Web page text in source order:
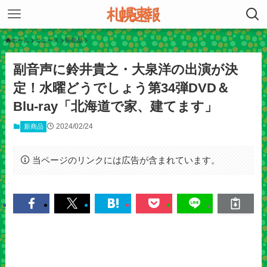
ホーム ニュース 新商品
副音声に鈴井貴之・大泉洋の出演が決
定！水曜どうでしょう第34弾DVD＆
Blu-ray「北海道で家、建てます」
新商品 2024/02/24
当ページのリンクには広告が含まれています。